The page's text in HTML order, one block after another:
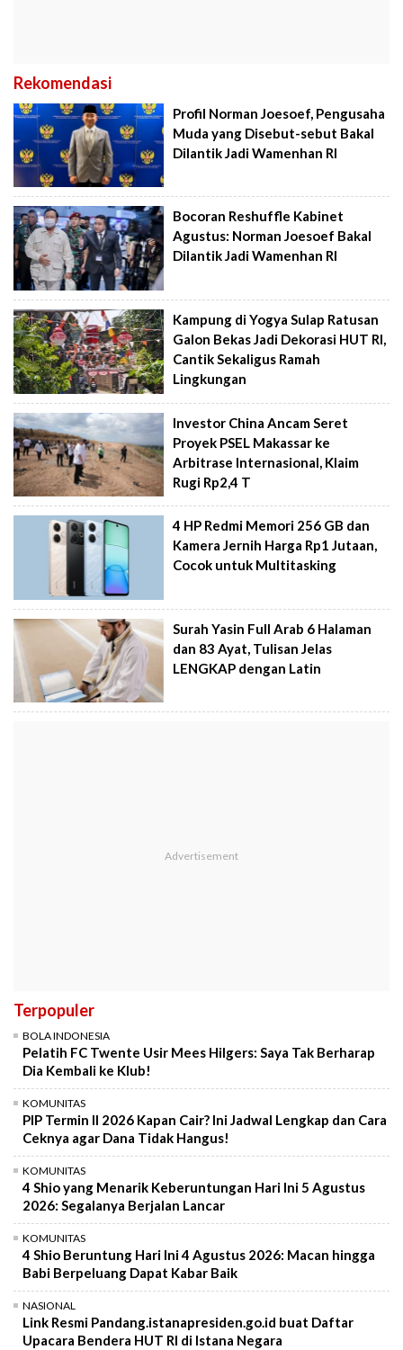
Rekomendasi
Profil Norman Joesoef, Pengusaha
Muda yang Disebut-sebut Bakal
Dilantik Jadi Wamenhan RI
Bocoran Reshuffle Kabinet
Agustus: Norman Joesoef Bakal
Dilantik Jadi Wamenhan RI
Kampung di Yogya Sulap Ratusan
Galon Bekas Jadi Dekorasi HUT RI,
Cantik Sekaligus Ramah
Lingkungan
Investor China Ancam Seret
Proyek PSEL Makassar ke
Arbitrase Internasional, Klaim
Rugi Rp2,4 T
4 HP Redmi Memori 256 GB dan
Kamera Jernih Harga Rp1 Jutaan,
Cocok untuk Multitasking
Surah Yasin Full Arab 6 Halaman
dan 83 Ayat, Tulisan Jelas
LENGKAP dengan Latin
Terpopuler
BOLA INDONESIA
Pelatih FC Twente Usir Mees Hilgers: Saya Tak Berharap
Dia Kembali ke Klub!
KOMUNITAS
PIP Termin II 2026 Kapan Cair? Ini Jadwal Lengkap dan Cara
Ceknya agar Dana Tidak Hangus!
KOMUNITAS
4 Shio yang Menarik Keberuntungan Hari Ini 5 Agustus
2026: Segalanya Berjalan Lancar
KOMUNITAS
4 Shio Beruntung Hari Ini 4 Agustus 2026: Macan hingga
Babi Berpeluang Dapat Kabar Baik
NASIONAL
Link Resmi Pandang.istanapresiden.go.id buat Daftar
Upacara Bendera HUT RI di Istana Negara